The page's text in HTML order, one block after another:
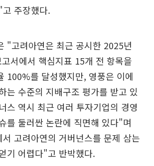
주장했다.
"고려아연은 최근 공시한 2025년
서에서 핵심지표 15개 전 항목을
100%를 달성했지만, 영풍은 이에
는 수준의 지배구조 평가를 받고 있
스 역시 최근 여러 투자기업의 경영
를 둘러싼 논란에 직면해 있다"며
고려아연의 거버넌스를 문제 삼는
기 어렵다"고 반박했다.